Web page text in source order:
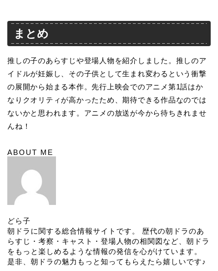
まとめ
推しの子のあらすじや登場人物を紹介しました。推しのア
イドルが妊娠し、その子供として生まれ変わるという衝撃
の展開から始まる本作。先行上映会でのアニメ第1話はか
なりクオリティが高かったため、期待できる作品なのでは
ないかと思われます。アニメの放送が今から待ちきれませ
んね！
ABOUT ME
どら子
朝ドラに関する総合情報サイトです。 歴代の朝ドラのあ
らすじ・考察・キャスト・登場人物の相関図など、朝ドラ
をもっと楽しめるような情報の発信を心がけています。
是非、朝ドラの魅力もっと知ってもらえたら嬉しいです♪